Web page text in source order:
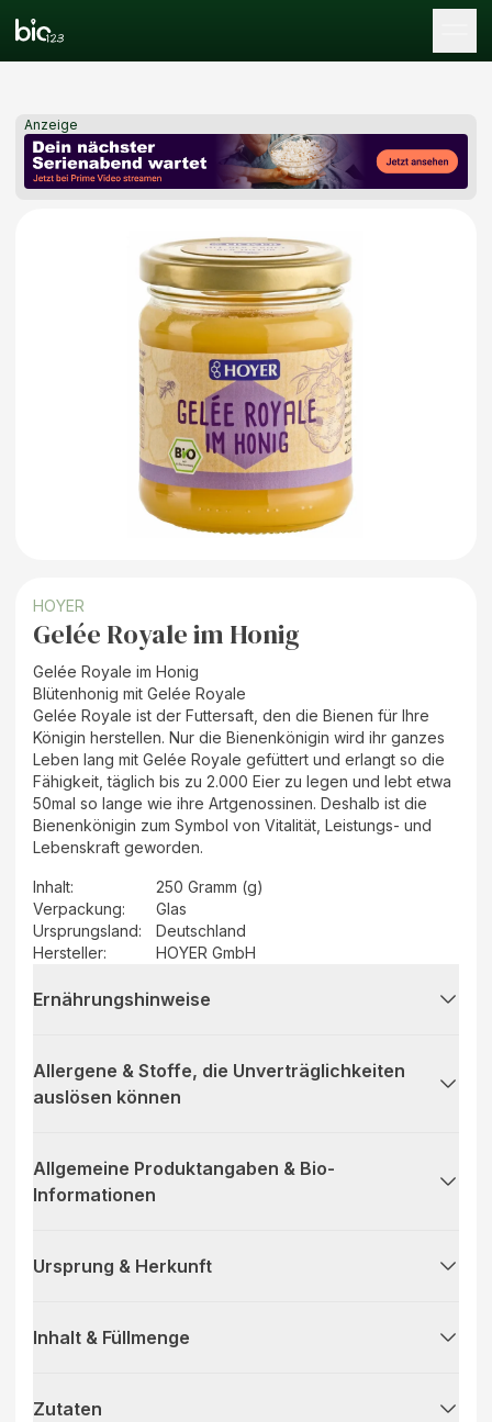
Anzeige
HOYER
Gelée Royale im Honig
Gelée Royale im Honig
Blütenhonig mit Gelée Royale
Gelée Royale ist der Futtersaft, den die Bienen für Ihre
Königin herstellen. Nur die Bienenkönigin wird ihr ganzes
Leben lang mit Gelée Royale gefüttert und erlangt so die
Fähigkeit, täglich bis zu 2.000 Eier zu legen und lebt etwa
50mal so lange wie ihre Artgenossinen. Deshalb ist die
Bienenkönigin zum Symbol von Vitalität, Leistungs- und
Lebenskraft geworden.
Inhalt:
250 Gramm (g)
Verpackung:
Glas
Ursprungsland:
Deutschland
Hersteller: HOYER GmbH
Ernährungshinweise
Allergene & Stoffe, die Unverträglichkeiten
auslösen können
Allgemeine Produktangaben & Bio-
Informationen
Ursprung & Herkunft
Inhalt & Füllmenge
Zutaten